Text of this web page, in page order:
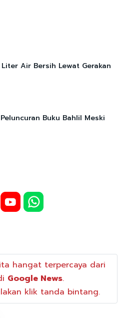
Air Bersih Lewat Gerakan
Buku Bahlil Meski
hangat terpercaya dari
Google News.
klik tanda bintang.